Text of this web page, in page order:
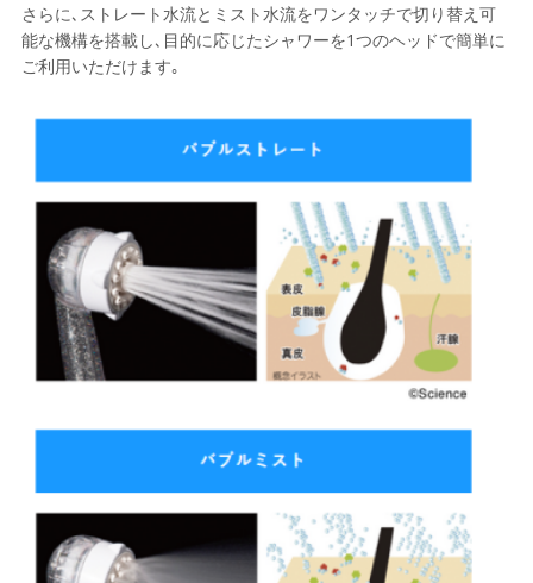
さらに､ストレート水流とミスト水流をワンタッチで切り替え可
能な機構を搭載し､目的に応じたシャワーを1つのヘッドで簡単に
ご利用いただけます｡